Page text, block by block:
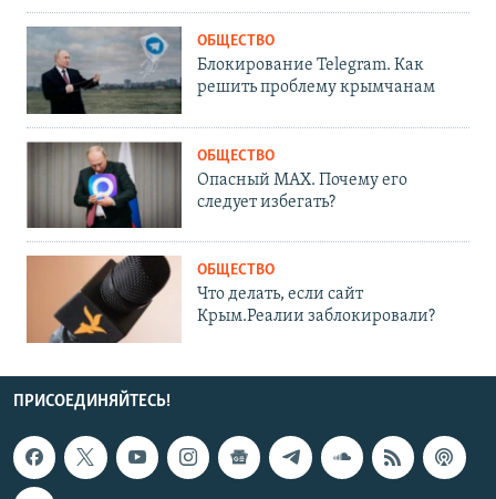
ОБЩЕСТВО
Блокирование Telegram. Как
решить проблему крымчанам
ОБЩЕСТВО
Опасный MAX. Почему его
следует избегать?
ОБЩЕСТВО
Что делать, если сайт
Крым.Реалии заблокировали?
ПРИСОЕДИНЯЙТЕСЬ!